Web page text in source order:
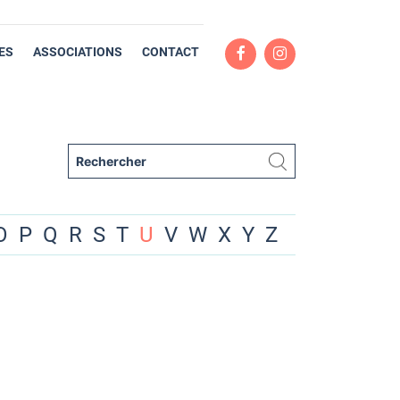
ASSOCIATIONS CONTACT
P Q R S T U V W X Y Z